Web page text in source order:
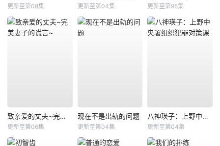
更新至第08集 更新至第04集 更新至第95集
致亲爱的丈夫~完美妻子的谎言~
更新至第06集
现在不是出轨的问题
更新至第04集
八神瑛子：上野中央署组织犯罪对策课
更新至第04集